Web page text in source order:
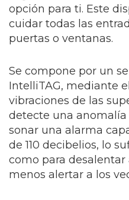
opción para ti. Este
cuidar todas las
puertas o ventanas.
Se compone por un
IntelliTAG, mediante
vibraciones de las
detecte una
sonar una alarma
de 110 decibelios, lo
como para desalentar
menos alertar a los